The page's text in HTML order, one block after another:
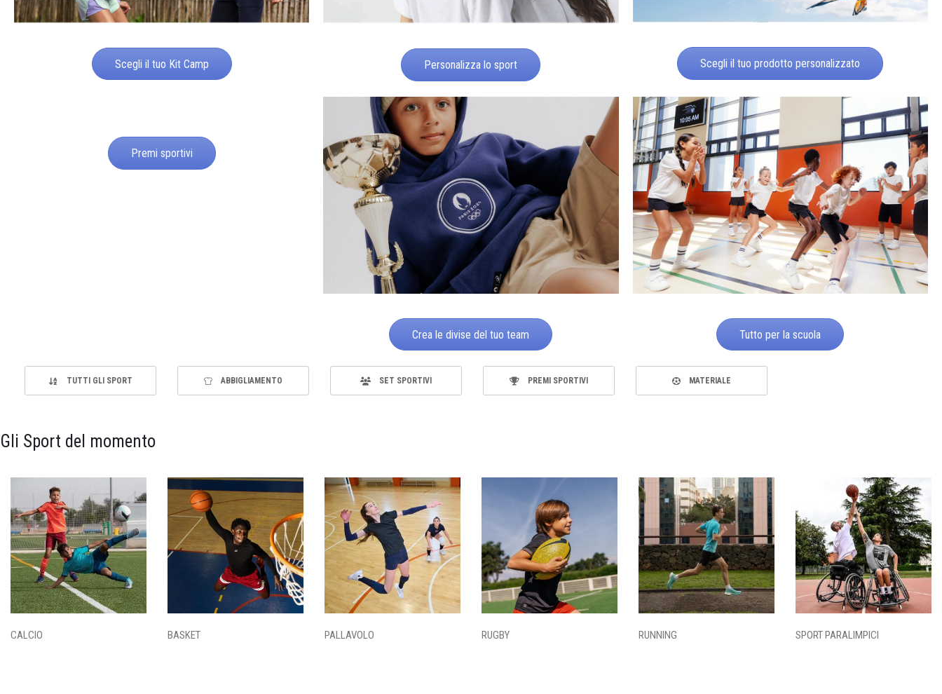
Scegli il tuo Kit Camp Personalizza lo sport Scegli il tuo prodotto personalizzato
Premi sportivi
Crea le divise del tuo team Tutto per la scuola
TUTTI GLI SPORT ABBIGLIAMENTO SET SPORTIVI PREMI SPORTIVI MATERIALE
Gli Sport del momento
CALCIO BASKET PALLAVOLO RUGBY RUNNING SPORT PARALIMPICI